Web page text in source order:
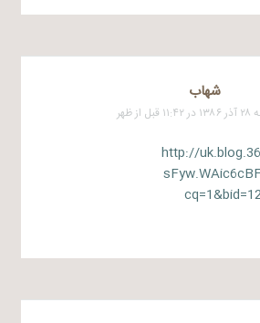
شهاب
http://